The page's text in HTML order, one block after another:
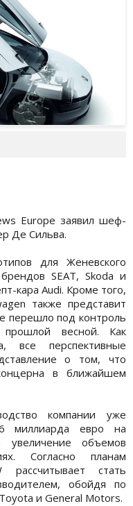
Europe заявил шеф-
Де Сильва.
для Женевского
SEAT, Skoda и
кара Audi. Кроме того,
также представит
перешло под контроль
прошлой весной. Как
все перспективные
о том, что
в ближайшем
компании уже
миллиарда евро на
объемов
Согласно планам
стать
обойдя по
и General Motors.